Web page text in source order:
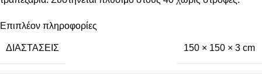
Επιπλέον πληροφορίες
ΔΙΑΣΤΆΣΕΙΣ 150 × 150 × 3 cm